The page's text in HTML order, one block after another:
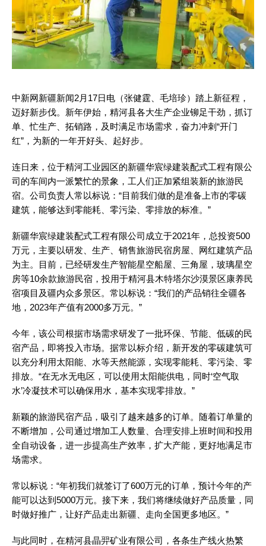
中新网新疆新闻2月17日电（张健霆、毛培珍）踏上新征程，
迈好新步伐。新年伊始，精河县各大生产企业铆足干劲，抓订
单、忙生产、拓销路，及时满足市场需求，奋力冲刺“开门
红”，为新的一年开好头、起好步。
连日来，位于精河工业园区的新疆华宸绿建装配式工程有限公
司的车间内一派繁忙的景象，工人们正加紧组装新的旅游民
宿。公司负责人常以标说：“目前我们做的是准备上市的零碳
建筑，能够达到零能耗、零污染、零排放的标准。”
新疆华宸绿建装配式工程有限公司成立于2021年，总投资500
万元，主要以研发、生产、销售旅游民宿房屋、网红建筑产品
为主。目前，已经研发生产智能星空船屋、三角屋，玻璃星空
房等10余款旅游民宿，投用于精河县木特塔尔沙漠景区康养民
宿项目及疆内众多景区。常以标说：“我们的产品销往全疆各
地，2023年产值有2000多万元。”
今年，该公司根据市场需求研发了一批环保、节能、低碳的民
宿产品，即将投入市场。据常以标介绍，新开发的零碳建筑可
以充分利用太阳能、水等天然能源，实现零能耗、零污染、零
排放。“在无水无电区，可以使用太阳能供电，同时‘空气取
水’冷凝技术可以确保用水，基本实现零排放。”
新颖的旅游民宿产品，吸引了越来越多的订单。随着订单量的
不断增加，公司通过增加工人数量、合理安排上班时间和投用
全自动设备，进一步提高生产效率，扩大产能，更好地满足市
场需求。
常以标说：“年初我们就签订了600万元的订单，预计今年的产
能可以达到5000万元。接下来，我们将继续做好产品质量，同
时做好推广，让好产品走出新疆、走向全国更多地区。”
与此同时，在精河县晶羿矿业有限公司，各条生产线火热繁